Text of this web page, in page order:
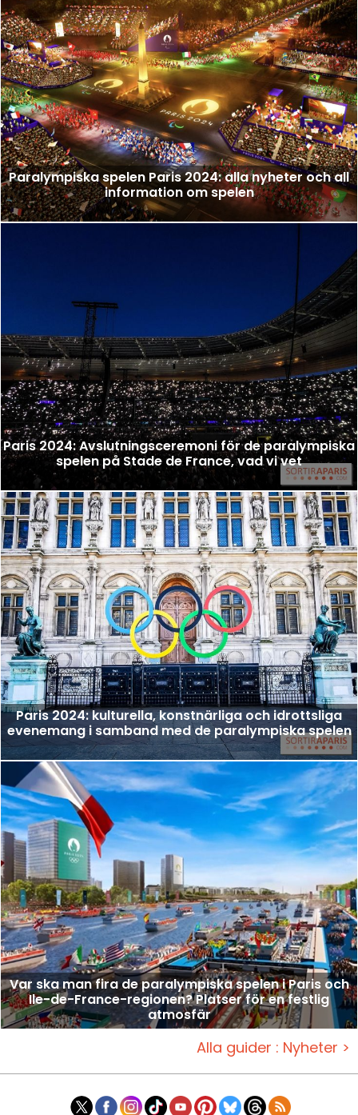
Paralympiska spelen Paris 2024: alla nyheter och all
information om spelen
Paris 2024: Avslutningsceremoni för de paralympiska
spelen på Stade de France, vad vi vet
Paris 2024: kulturella, konstnärliga och idrottsliga
evenemang i samband med de paralympiska spelen
Var ska man fira de paralympiska spelen i Paris och
Ile-de-France-regionen? Platser för en festlig
atmosfär
Alla guider : Nyheter >